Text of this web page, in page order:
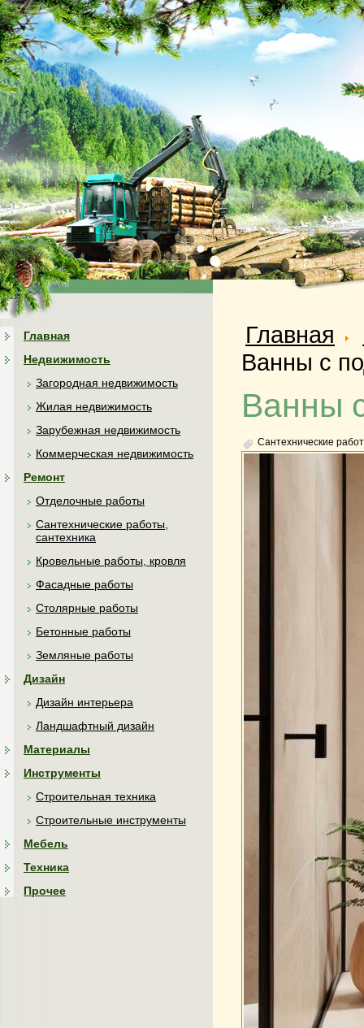
Главная
Недвижимость
Загородная недвижимость
Жилая недвижимость
Зарубежная недвижимость
Коммерческая недвижимость
Ремонт
Отделочные работы
Сантехнические работы,
сантехника
Кровельные работы, кровля
Фасадные работы
Столярные работы
Бетонные работы
Земляные работы
Дизайн
Дизайн интерьера
Ландшафтный дизайн
Материалы
Инструменты
Строительная техника
Строительные инструменты
Мебель
Техника
Прочее
Главная
Ванны с
Ванны
Сантехнические